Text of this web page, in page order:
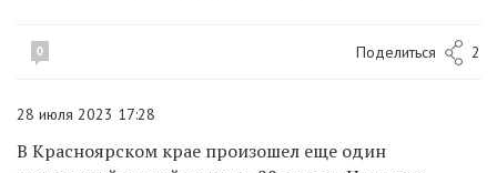
0 Поделиться 2
28 июля 2023 17:28
В Красноярском крае произошел еще один